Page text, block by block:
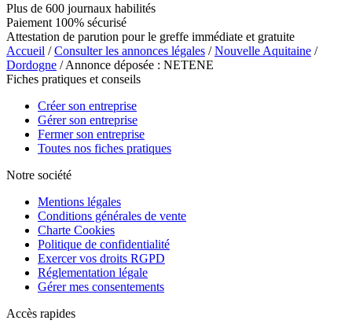
Plus de 600 journaux habilités
Paiement 100% sécurisé
Attestation de parution pour le greffe immédiate et gratuite
Accueil /Consulter les annonces légales /Nouvelle Aquitaine /
Dordogne / Annonce déposée : NETENE
Fiches pratiques et conseils
Créer son entreprise
Gérer son entreprise
Fermer son entreprise
Toutes nos fiches pratiques
Notre société
Mentions légales
Conditions générales de vente
Charte Cookies
Politique de confidentialité
Exercer vos droits RGPD
Réglementation légale
Gérer mes consentements
Accès rapides